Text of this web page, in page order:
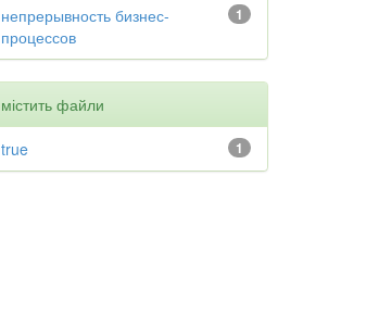
1
непрерывность бизнес-
процессов
містить файли
1
true